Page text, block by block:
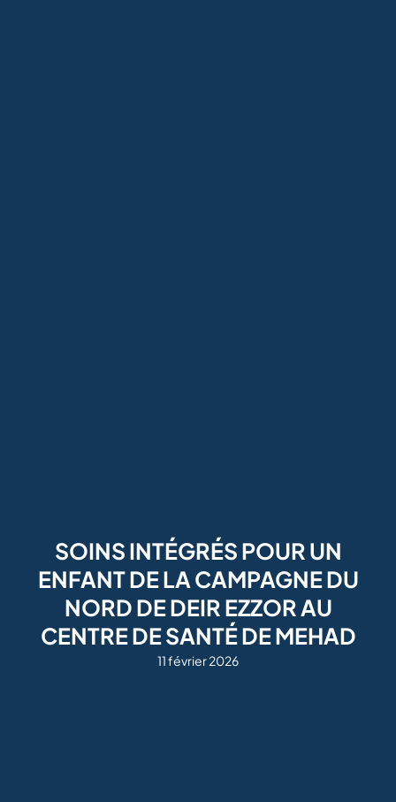
SOINS INTÉGRÉS POUR UN
ENFANT DE LA CAMPAGNE DU
NORD DE DEIR EZZOR AU
CENTRE DE SANTÉ DE MEHAD
11 février 2026